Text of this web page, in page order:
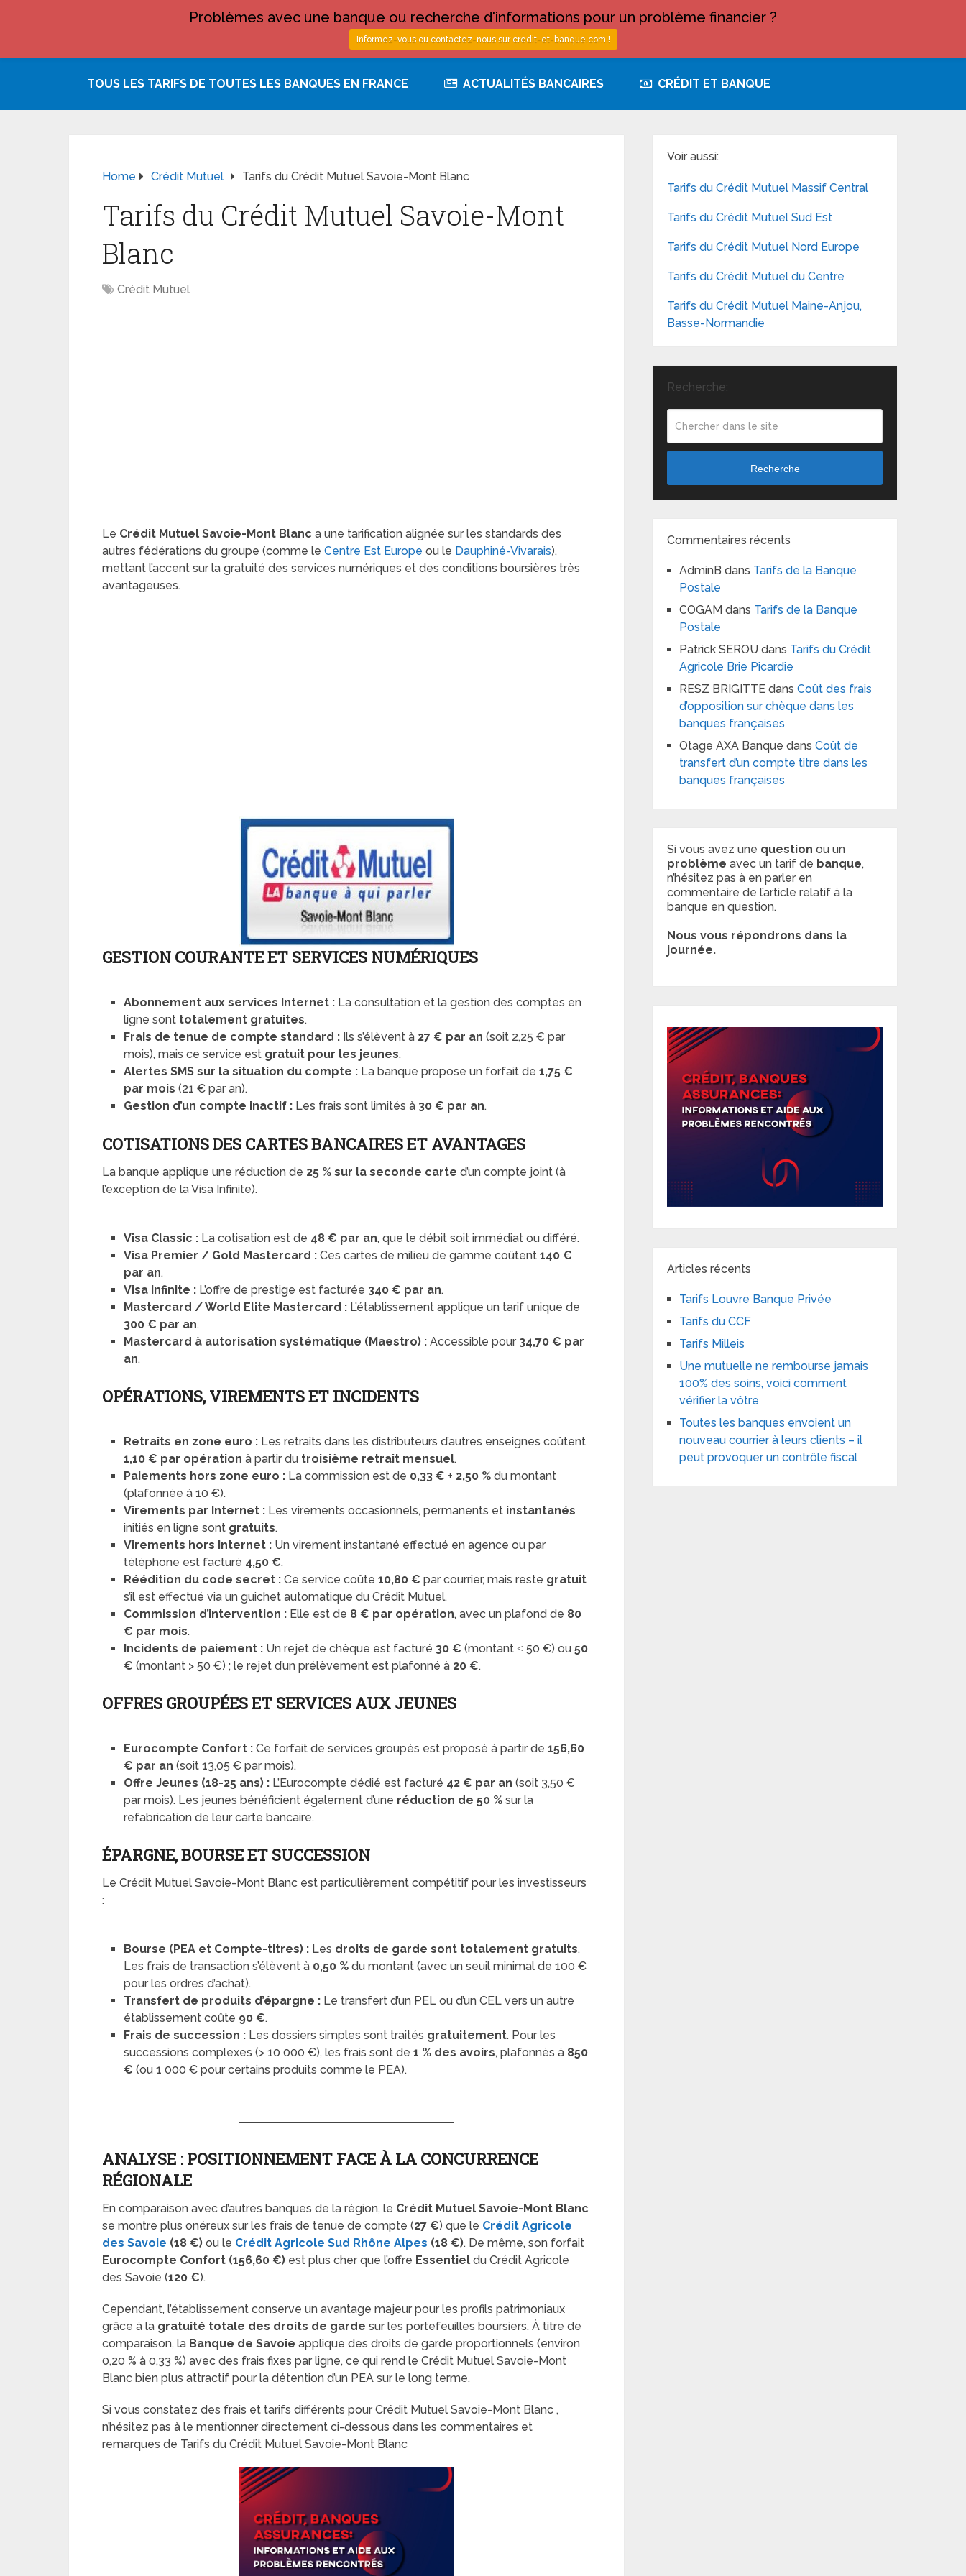
TOUS LES TARIFS DE TOUTES LES BANQUES EN FRANCE ACTUALITÉS BANCAIRES CRÉDIT ET BANQUE
Home Crédit Mutuel Tarifs du Crédit Mutuel Savoie-Mont Blanc
Tarifs du Crédit Mutuel Savoie-Mont
Blanc
Crédit Mutuel
Le Crédit Mutuel Savoie-Mont Blanc a une tarification alignée sur les standards des
autres fédérations du groupe (comme le Centre Est Europe ou le Dauphiné-Vivarais),
mettant l’accent sur la gratuité des services numériques et des conditions boursières très
avantageuses.
GESTION COURANTE ET SERVICES NUMÉRIQUES
Abonnement aux services Internet : La consultation et la gestion des comptes en
ligne sont totalement gratuites.
Frais de tenue de compte standard : Ils s’élèvent à 27 € par an (soit 2,25 € par
mois), mais ce service est gratuit pour les jeunes.
Alertes SMS sur la situation du compte : La banque propose un forfait de1,75 €
par mois (21 € par an).
Gestion d’un compte inactif : Les frais sont limités à 30 € par an.
COTISATIONS DES CARTES BANCAIRES ET AVANTAGES
La banque applique une réduction de 25 % sur la seconde carte d’un compte joint (à
l’exception de la Visa Infinite).
Visa Classic : La cotisation est de 48 € par an, que le débit soit immédiat ou différé.
Visa Premier / Gold Mastercard : Ces cartes de milieu de gamme coûtent140 €
par an.
Visa Infinite : L’offre de prestige est facturée 340 € par an.
Mastercard / World Elite Mastercard : L’établissement applique un tarif unique de
300 € par an.
Mastercard à autorisation systématique (Maestro) : Accessible pour 34,70 € par
an.
OPÉRATIONS, VIREMENTS ET INCIDENTS
Retraits en zone euro : Les retraits dans les distributeurs d’autres enseignes coûtent
1,10 € par opération à partir du troisième retrait mensuel.
Paiements hors zone euro : La commission est de 0,33 € + 2,50 % du montant
(plafonnée à 10 €).
Virements par Internet : Les virements occasionnels, permanents et instantanés
initiés en ligne sont gratuits.
Virements hors Internet : Un virement instantané effectué en agence ou par
téléphone est facturé 4,50 €.
Réédition du code secret : Ce service coûte10,80 € par courrier, mais reste gratuit
s’il est effectué via un guichet automatique du Crédit Mutuel.
Commission d’intervention : Elle est de 8 € par opération, avec un plafond de 80
€ par mois.
Incidents de paiement : Un rejet de chèque est facturé 30 € (montant ≤ 50 €) ou50
€ (montant > 50 €) ; le rejet d’un prélèvement est plafonné à 20 €.
OFFRES GROUPÉES ET SERVICES AUX JEUNES
Eurocompte Confort : Ce forfait de services groupés est proposé à partir de156,60
€ par an (soit 13,05 € par mois).
Offre Jeunes (18-25 ans) : L’Eurocompte dédié est facturé 42 € par an (soit 3,50 €
par mois). Les jeunes bénéficient également d’une réduction de 50 % sur la
refabrication de leur carte bancaire.
ÉPARGNE, BOURSE ET SUCCESSION
Le Crédit Mutuel Savoie-Mont Blanc est particulièrement compétitif pour les investisseurs
:
Bourse (PEA et Compte-titres) : Les droits de garde sont totalement gratuits.
Les frais de transaction s’élèvent à 0,50 % du montant (avec un seuil minimal de 100 €
pour les ordres d’achat).
Transfert de produits d’épargne : Le transfert d’un PEL ou d’un CEL vers un autre
établissement coûte 90 €.
Frais de succession : Les dossiers simples sont traités gratuitement. Pour les
successions complexes (> 10 000 €), les frais sont de1 % des avoirs, plafonnés à 850
€ (ou 1 000 € pour certains produits comme le PEA).
ANALYSE : POSITIONNEMENT FACE À LA CONCURRENCE
RÉGIONALE
En comparaison avec d’autres banques de la région, le Crédit Mutuel Savoie-Mont Blanc
se montre plus onéreux sur les frais de tenue de compte (27 €) que le Crédit Agricole
des Savoie (18 €) ou le Crédit Agricole Sud Rhône Alpes (18 €). De même, son forfait
Eurocompte Confort (156,60 €) est plus cher que l’offre Essentiel du Crédit Agricole
des Savoie (120 €).
Cependant, l’établissement conserve un avantage majeur pour les profils patrimoniaux
grâce à la gratuité totale des droits de garde sur les portefeuilles boursiers. À titre de
comparaison, la Banque de Savoie applique des droits de garde proportionnels (environ
0,20 % à 0,33 %) avec des frais fixes par ligne, ce qui rend le Crédit Mutuel Savoie-Mont
Blanc bien plus attractif pour la détention d’un PEA sur le long terme.
Si vous constatez des frais et tarifs différents pour Crédit Mutuel Savoie-Mont Blanc ,
n’hésitez pas à le mentionner directement ci-dessous dans les commentaires et
remarques de Tarifs du Crédit Mutuel Savoie-Mont Blanc
Voir aussi:
Tarifs du Crédit Mutuel Massif Central
Tarifs du Crédit Mutuel Sud Est
Tarifs du Crédit Mutuel Nord Europe
Tarifs du Crédit Mutuel du Centre
Tarifs du Crédit Mutuel Maine-Anjou,
Basse-Normandie
Recherche:
Recherche
Commentaires récents
AdminB dans Tarifs de la Banque
Postale
COGAM dans Tarifs de la Banque
Postale
Patrick SEROU dans Tarifs du Crédit
Agricole Brie Picardie
RESZ BRIGITTE dansCoût des frais
d’opposition sur chèque dans les
banques françaises
Otage AXA Banque dansCoût de
transfert d’un compte titre dans les
banques françaises
Si vous avez une question ou un
problème avec un tarif de banque,
n’hésitez pas à en parler en
commentaire de l’article relatif à la
banque en question.
Nous vous répondrons dans la
journée.
Articles récents
Tarifs Louvre Banque Privée
Tarifs du CCF
Tarifs Milleis
Une mutuelle ne rembourse jamais
100% des soins, voici comment
vérifier la vôtre
Toutes les banques envoient un
nouveau courrier à leurs clients – il
peut provoquer un contrôle fiscal
Problèmes avec une banque ou recherche d'informations pour un problème financier ?
Informez-vous ou contactez-nous sur credit-et-banque.com !